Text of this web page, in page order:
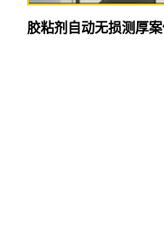
胶粘剂自动无损测厚